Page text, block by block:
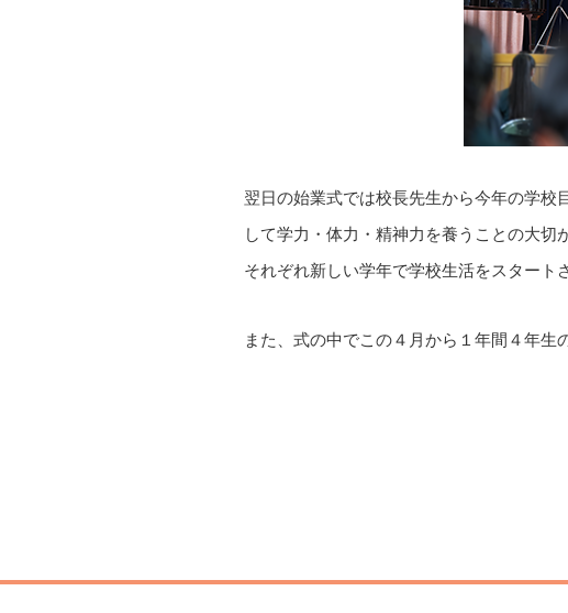
翌日の始業式では校長先生から今年の学校
して学力・体力・精神力を養うことの大切
それぞれ新しい学年で学校生活をスタート
また、式の中でこの４月から１年間４年生